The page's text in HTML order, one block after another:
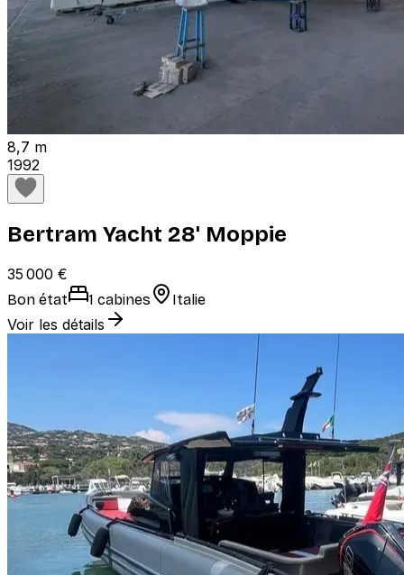
8,7 m
1992
Bertram Yacht 28' Moppie
35 000 €
Bon état 1 cabines Italie
Voir les détails